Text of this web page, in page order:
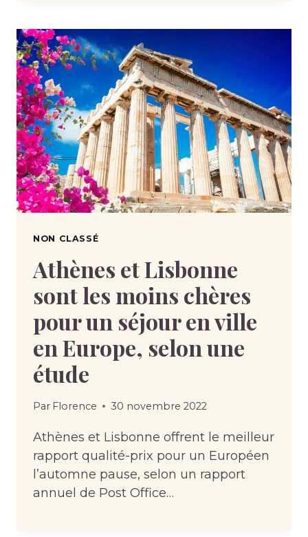
NON CLASSÉ
Athènes et Lisbonne
sont les moins chères
pour un séjour en ville
en Europe, selon une
étude
Par Florence 30 novembre 2022
Athènes et Lisbonne offrent le meilleur
rapport qualité-prix pour un Européen
l’automne pause, selon un rapport
annuel de Post Office…